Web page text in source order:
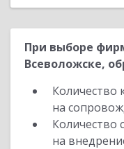
При выборе
Всеволожске,
Количество
на
Количество
на